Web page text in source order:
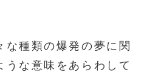
な種類の爆発の夢に関
うな意味をあらわして